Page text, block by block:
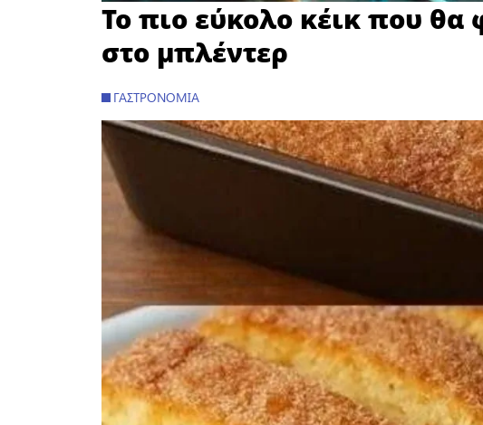
Το πιο εύκολο κέικ που θα
στο μπλέντερ
ΓΑΣΤΡΟΝΟΜΊΑ